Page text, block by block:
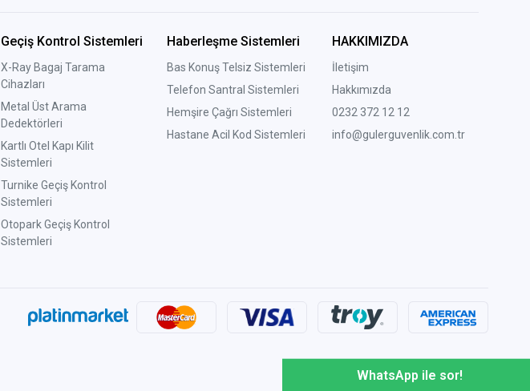
Geçiş Kontrol Sistemleri
X-Ray Bagaj Tarama
Cihazları
Metal Üst Arama
Dedektörleri
Kartlı Otel Kapı Kilit
Sistemleri
Turnike Geçiş Kontrol
Sistemleri
Otopark Geçiş Kontrol
Sistemleri
Haberleşme Sistemleri
Bas Konuş Telsiz Sistemleri
Telefon Santral Sistemleri
Hemşire Çağrı Sistemleri
Hastane Acil Kod Sistemleri
HAKKIMIZDA
İletişim
Hakkımızda
0232 372 12 12
info@gulerguvenlik.com.tr
WhatsApp ile sor!